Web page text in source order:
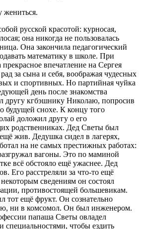
русской красотой: курносая,
она никогда не пользовалась
Она закончила педагогический
математику в школе. При
прекрасное впечатление на Сергея
за сына и себя, воображая чудесных
и спортивных. Но партийная чуйка
день после знакомства
другу кгбэшнику Николаю, попросив
будущей снохе. К концу того
доложил другу о его
родственниках. Дед Светы был
жив. Дедушка сидел в лагерях,
на не самых престижных работах:
вагоны. Это по маминой
всё обстояло ещё ужаснее. Дед
Его расстреляли за что-то ещё
сведениям он состоял
противостоящей большевикам.
ещё фрукт. Он сознательно
ни в комсомол. Он был инженером.
папаша Светы овладел
специальностями, чтобы ездить